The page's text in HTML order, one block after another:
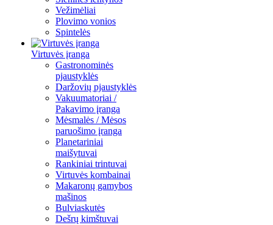
Vežimėliai
Plovimo vonios
Spintelės
Virtuvės įranga
Gastronominės
pjaustyklės
Daržovių pjaustyklės
Vakuumatoriai /
Pakavimo įranga
Mėsmalės / Mėsos
paruošimo įranga
Planetariniai
maišytuvai
Rankiniai trintuvai
Virtuvės kombainai
Makaronų gamybos
mašinos
Bulviaskutės
Dešrų kimštuvai